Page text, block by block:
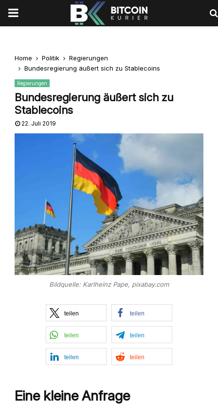
PRIMARY
Home Politik
Regierungen
Bundesregierung äußert sich zu Stablecoins
Regierungen
Bundesregierung äußert sich zu
Stablecoins
22. Juli 2019
Bildquelle: Karlheinz Pape, pixabay.com
teilen teilen
teilen teilen
teilen teilen
Eine kleine Anfrage